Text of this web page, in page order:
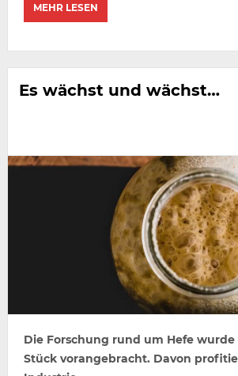
MEHR LESEN
Es wächst und wächst…
Die Forschung rund um Hefe wurde
Stück vorangebracht. Davon